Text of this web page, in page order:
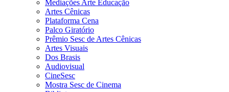
Mediações Arte Educação
Artes Cênicas
Plataforma Cena
Palco Giratório
Prêmio Sesc de Artes Cênicas
Artes Visuais
Dos Brasis
Audiovisual
CineSesc
Mostra Sesc de Cinema